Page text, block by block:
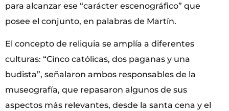
para alcanzar ese “carácter escenográfico” que
posee el conjunto, en palabras de Martín.
El concepto de reliquia se amplía a diferentes
culturas: “Cinco católicas, dos paganas y una
budista”, señalaron ambos responsables de la
museografía, que repasaron algunos de sus
aspectos más relevantes, desde la santa cena y el